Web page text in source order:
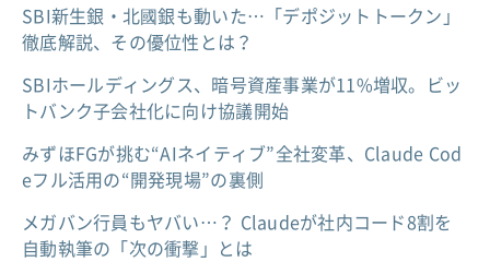
SBI新生銀・北國銀も動いた…「デポジットトークン」
徹底解説、その優位性とは？
SBIホールディングス、暗号資産事業が11%増収。ビッ
トバンク子会社化に向け協議開始
みずほFGが挑む“AIネイティブ”全社変革、Claude Cod
eフル活用の“開発現場”の裏側
メガバン行員もヤバい…？ Claudeが社内コード8割を
自動執筆の「次の衝撃」とは